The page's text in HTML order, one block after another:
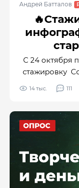
Андрей Батталов
С 24 октября
стажировку
для
14 тыс. 111